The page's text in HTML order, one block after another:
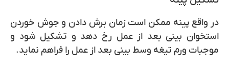
در واقع پینه ممکن است زمان برش دادن و جوش خوردن
استخوان بینی بعد از عمل رخ دهد و تشکیل شود و
موجبات ورم تیغه وسط بینی بعد از عمل را فراهم نماید.